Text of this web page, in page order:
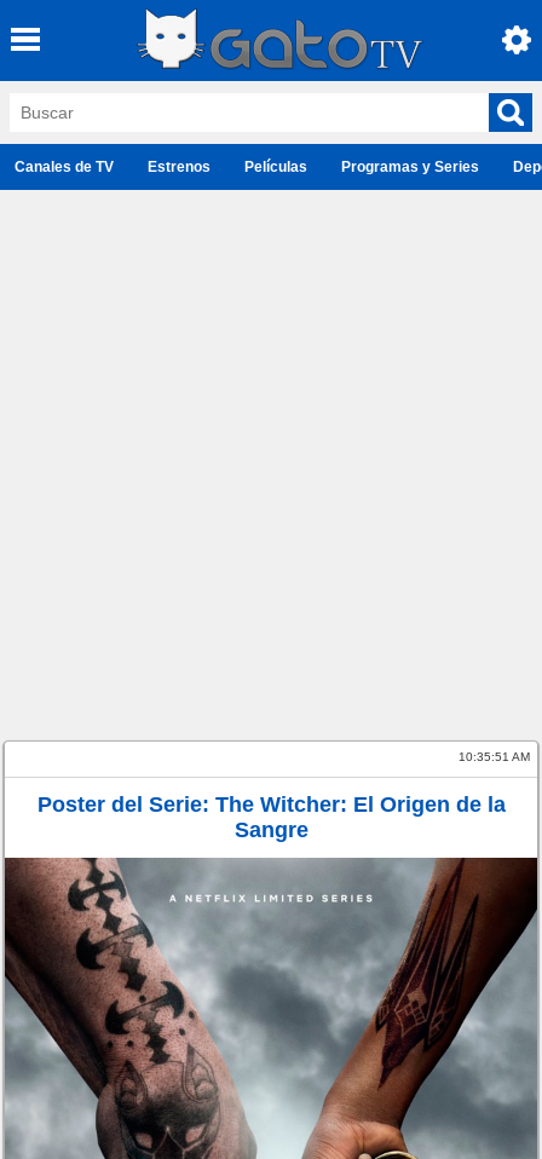
Canales de TV Estrenos Películas Programas y Series
10:35:51 AM
Poster del Serie: The Witcher: El Origen de la
Sangre